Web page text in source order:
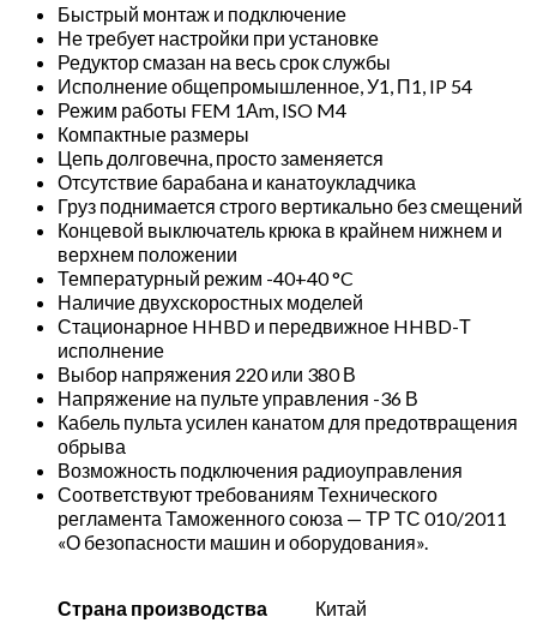
12
м
220В
Быстрый монтаж и подключение
Не требует настройки при установке
Редуктор смазан на весь срок службы
Исполнение общепромышленное, У1, П1, IP 54
Режим работы FEM 1Аm, ISO M4
Компактные размеры
Цепь долговечна, просто заменяется
Отсутствие барабана и канатоукладчика
Груз поднимается строго вертикально без смещений
Концевой выключатель крюка в крайнем нижнем и
верхнем положении
Температурный режим -40+40 °C
Наличие двухскоростных моделей
Стационарное HHBD и передвижное HHBD-Т
исполнение
Выбор напряжения 220 или 380 В
Напряжение на пульте управления -36 В
Кабель пульта усилен канатом для предотвращения
обрыва
Возможность подключения радиоуправления
Соответствуют требованиям Технического
регламента Таможенного союза — ТР ТС 010/2011
«О безопасности машин и оборудования».
Страна производства Китай